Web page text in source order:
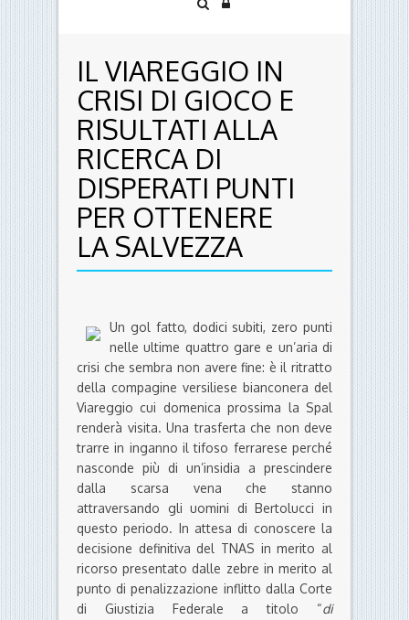
IL VIAREGGIO IN
CRISI DI GIOCO E
RISULTATI ALLA
RICERCA DI
DISPERATI PUNTI
PER OTTENERE
LA SALVEZZA
Un gol fatto, dodici subiti, zero punti
nelle ultime quattro gare e un’aria di
crisi che sembra non avere fine: è il ritratto
della compagine versiliese bianconera del
Viareggio cui domenica prossima la Spal
renderà visita. Una trasferta che non deve
trarre in inganno il tifoso ferrarese perché
nasconde più di un’insidia a prescindere
dalla scarsa vena che stanno
attraversando gli uomini di Bertolucci in
questo periodo. In attesa di conoscere la
decisione definitiva del TNAS in merito al
ricorso presentato dalle zebre in merito al
punto di penalizzazione inflitto dalla Corte
di Giustizia Federale a titolo “di